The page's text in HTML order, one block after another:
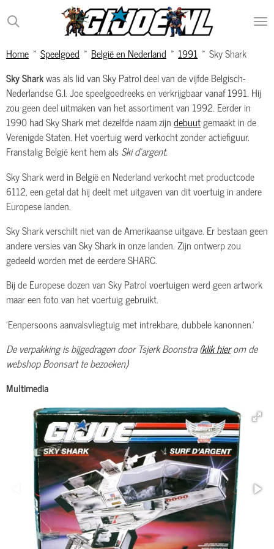
Ga
direct
de
Home » Speelgoed » België en Nederland » 1991 » Sky Shark
Sky Sharkwas als lid van Sky Patrol deel van de vijfde Belgisch-
Nederlandse G.I. Joe speelgoedreeks en verkrijgbaar vanaf 1991. Hij
zou geen deel uitmaken van het assortiment van 1992. Eerder in
1990 had Sky Shark met dezelfde naam zijndebuutgemaakt in de
Verenigde Staten. Het voertuig werd verkocht zonder actiefiguur.
Franstalig België kent hem alsSki d'argent.
Sky Shark werd in België en Nederland verkocht met productcode
6112, een getal dat hij deelt met uitgaven van dit voertuig in andere
Europese landen.
Sky Shark verschilt niet van de Amerikaanse uitgave. Er bestaan geen
andere versies van Sky Shark in onze landen. Zijn ontwerp zou
gedeeld worden met de eerdere SHARC.
Bij de Europese dozen van Sky Patrol voertuigen werd geen artwork
maar een foto van het voertuig gebruikt.
'Eenpersoons aanvalsvliegtuig met intrekbare, dubbele kanonnen.'
De verpakking is bijgedragen door Tsjerk Boonstra (klik hierom de
webshop Boonsart te bezoeken)
Multimedia